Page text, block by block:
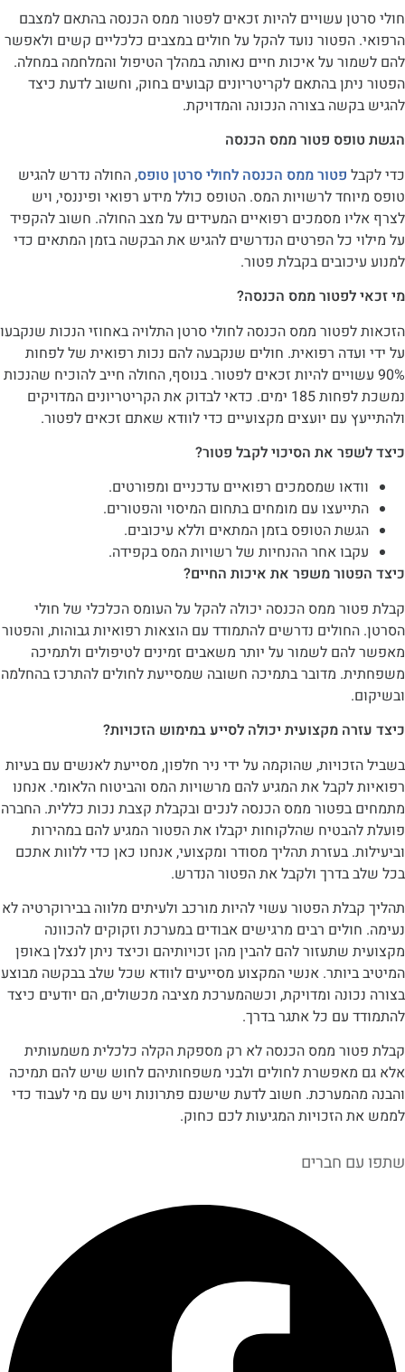
עשויים להיות זכאים לפטור ממס הכנסה בהתאם למצבם
הפטור נועד להקל על חולים במצבים כלכליים קשים ולאפשר
על איכות חיים נאותה במהלך הטיפול והמלחמה במחלה.
בהתאם לקריטריונים קבועים בחוק, וחשוב לדעת כיצד
בצורה הנכונה והמדויקת.
פטור ממס הכנסה
פטור ממס הכנסה לחולי סרטן טופס, החולה נדרש להגיש
לרשויות המס. הטופס כולל מידע רפואי ופיננסי, ויש
מסמכים רפואיים המעידים על מצב החולה. חשוב להקפיד
כל הפרטים הנדרשים להגיש את הבקשה בזמן המתאים כדי
בקבלת פטור.
לפטור ממס הכנסה?
ממס הכנסה לחולי סרטן התלויה באחוזי הנכות שנקבעו
רפואית. חולים שנקבעה להם נכות רפואית של לפחות
עשויים להיות זכאים לפטור. בנוסף, החולה חייב להוכיח שהנכות
נמשכת לפחות 185 ימים. כדאי לבדוק את הקריטריונים המדויקים
עם יועצים מקצועיים כדי לוודא שאתם זכאים לפטור.
את הסיכוי לקבל פטור?
שמסמכים רפואיים עדכניים ומפורטים.
עם מומחים בתחום המיסוי והפטורים.
הטופס בזמן המתאים וללא עיכובים.
אחר ההנחיות של רשויות המס בקפידה.
משפר את איכות החיים?
ממס הכנסה יכולה להקל על העומס הכלכלי של חולי
נדרשים להתמודד עם הוצאות רפואיות גבוהות, והפטור
לשמור על יותר משאבים זמינים לטיפולים ולתמיכה
מדובר בתמיכה חשובה שמסייעת לחולים להתרכז בהחלמה
מקצועית יכולה לסייע במימוש הזכויות?
שהוקמה על ידי ניר חלפון, מסייעת לאנשים עם בעיות
לקבל את המגיע להם מרשויות המס והביטוח הלאומי. אנחנו
ממס הכנסה לנכים ובקבלת קצבת נכות כללית. החברה
שהלקוחות יקבלו את הפטור המגיע להם במהירות
בעזרת תהליך מסודר ומקצועי, אנחנו כאן כדי ללוות אתכם
בדרך ולקבל את הפטור הנדרש.
הפטור עשוי להיות מורכב ולעיתים מלווה בבירוקרטיה לא
רבים מרגישים אבודים במערכת וזקוקים להכוונה
להם להבין מהן זכויותיהם וכיצד ניתן לנצלן באופן
אנשי המקצוע מסייעים לוודא שכל שלב בבקשה מבוצע
ומדויקת, וכשהמערכת מציבה מכשולים, הם יודעים כיצד
עם כל אתגר בדרך.
ממס הכנסה לא רק מספקת הקלה כלכלית משמעותית
לחולים ולבני משפחותיהם לחוש שיש להם תמיכה
חשוב לדעת שישנם פתרונות ויש עם מי לעבוד כדי
הזכויות המגיעות לכם כחוק.
חברים